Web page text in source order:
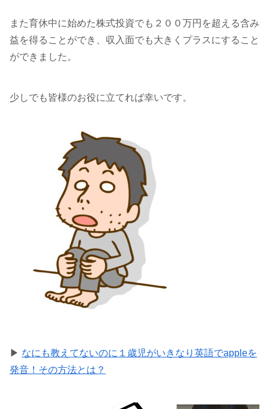
また育休中に始めた株式投資でも２００万円を超える含み
益を得ることができ、収入面でも大きくプラスにすること
ができました。
少しでも皆様のお役に立てれば幸いです。
▶ なにも教えてないのに１歳児がいきなり英語でappleを
発音！その方法とは？